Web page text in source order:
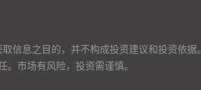
信息之目的，并不构成投资建议和投资依据。
市场有风险，投资需谨慎。